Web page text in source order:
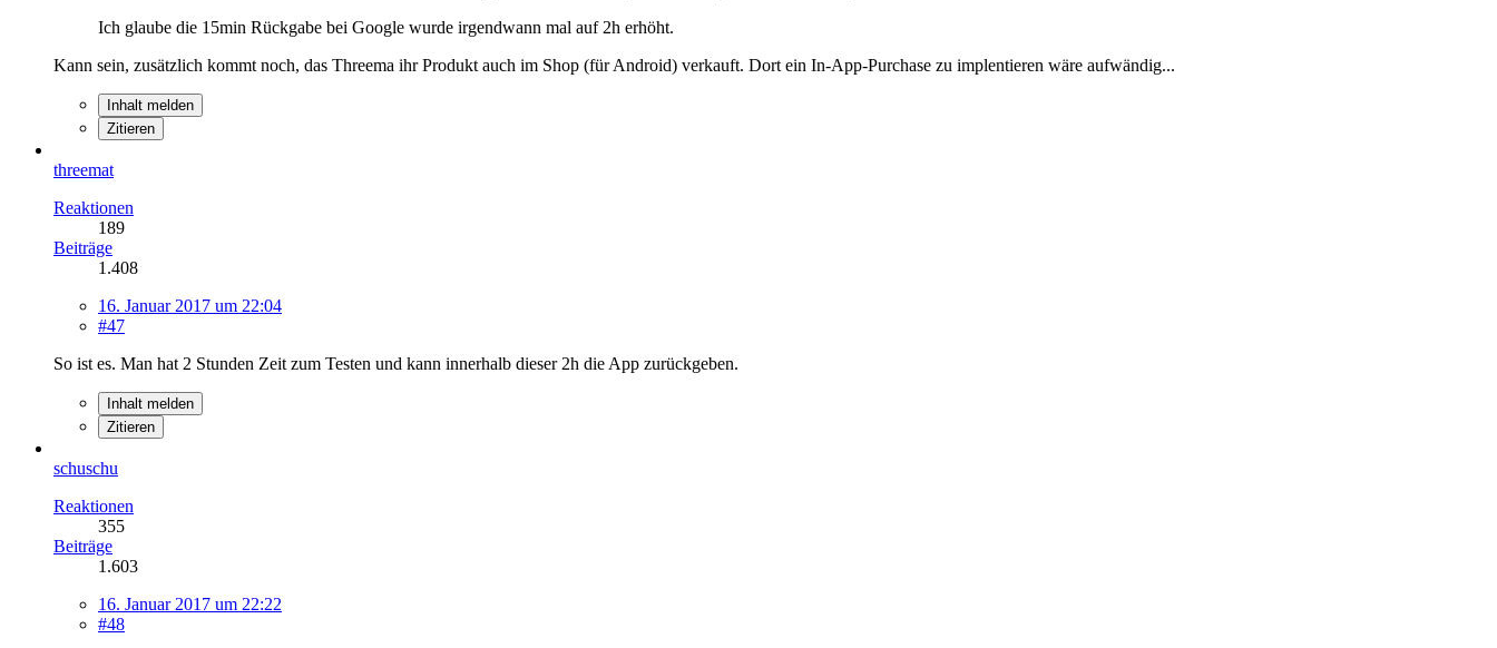
Ich glaube die 15min Rückgabe bei Google wurde irgendwann mal auf 2h erhöht.
Kann sein, zusätzlich kommt noch, das Threema ihr Produkt auch im Shop (für Android) verkauft. Dort ein In-App-Purchase zu implentieren wäre aufwändig...
Inhalt melden
Zitieren
threemat
Reaktionen
189
Beiträge
1.408
16. Januar 2017 um 22:04
#47
So ist es. Man hat 2 Stunden Zeit zum Testen und kann innerhalb dieser 2h die App zurückgeben.
Inhalt melden
Zitieren
schuschu
Reaktionen
355
Beiträge
1.603
16. Januar 2017 um 22:22
#48